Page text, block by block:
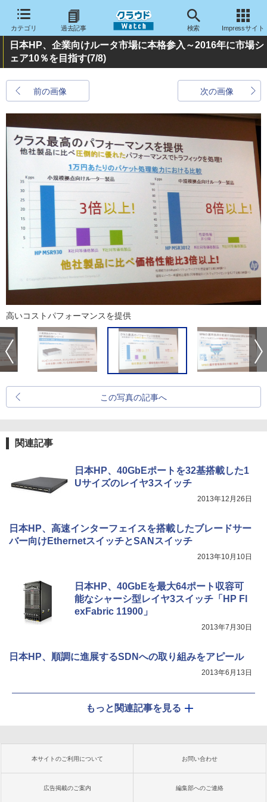
カテゴリ 過去記事 検索 Impressサイト
日本HP、企業向けルータ市場に本格参入～2016年に市場シ
ェア10％を目指す(7/8)
前の画像 次の画像
高いコストパフォーマンスを提供
この写真の記事へ
関連記事
日本HP、40GbEポートを32基搭載した1
Uサイズのレイヤ3スイッチ
2013年12月26日
日本HP、高速インターフェイスを搭載したブレードサー
バー向けEthernetスイッチとSANスイッチ
2013年10月10日
日本HP、40GbEを最大64ポート収容可
能なシャーシ型レイヤ3スイッチ「HP Fl
exFabric 11900」
2013年7月30日
日本HP、順調に進展するSDNへの取り組みをアピール
2013年6月13日
もっと関連記事を見る
本サイトのご利用について お問い合わせ
広告掲載のご案内 編集部へのご連絡